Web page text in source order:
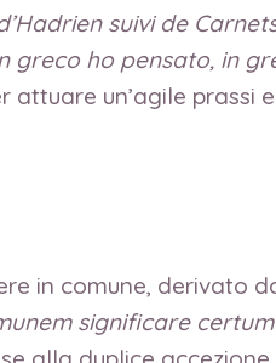
suivi de
greco ho pensato, in
attuare un’agile prassi
in comune, derivato
significare